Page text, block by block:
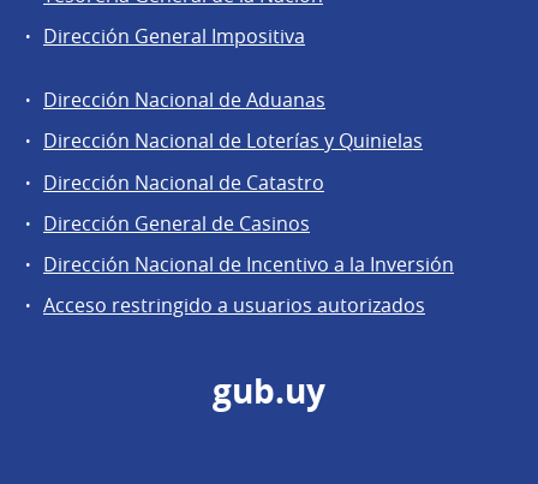
Dirección General Impositiva
Áreas
de
la
Dirección
General
de
Secretaría
Dirección Nacional de Aduanas
Dirección Nacional de Loterías y Quinielas
Dirección Nacional de Catastro
Dirección General de Casinos
Dirección Nacional de Incentivo a la Inversión
Acceso restringido a usuarios autorizados
gub.uy